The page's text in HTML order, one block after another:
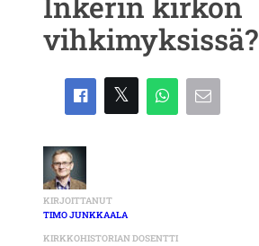
vihkimyksissä?
KIRJOITTANUT
TIMO JUNKKAALA
KIRKKOHISTORIAN DOSENTTI